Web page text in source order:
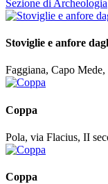
Sezione di Archeologia
Stoviglie e anfore
Faggiana, Capo
Coppa
Pola, via Flacius, II
Coppa